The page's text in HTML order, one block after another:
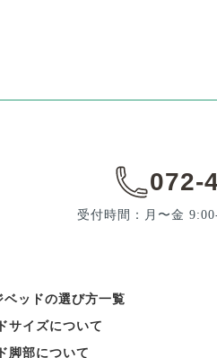
072-
受付時間：月〜金
ベッドの選び方一覧
サイズについて
脚部について